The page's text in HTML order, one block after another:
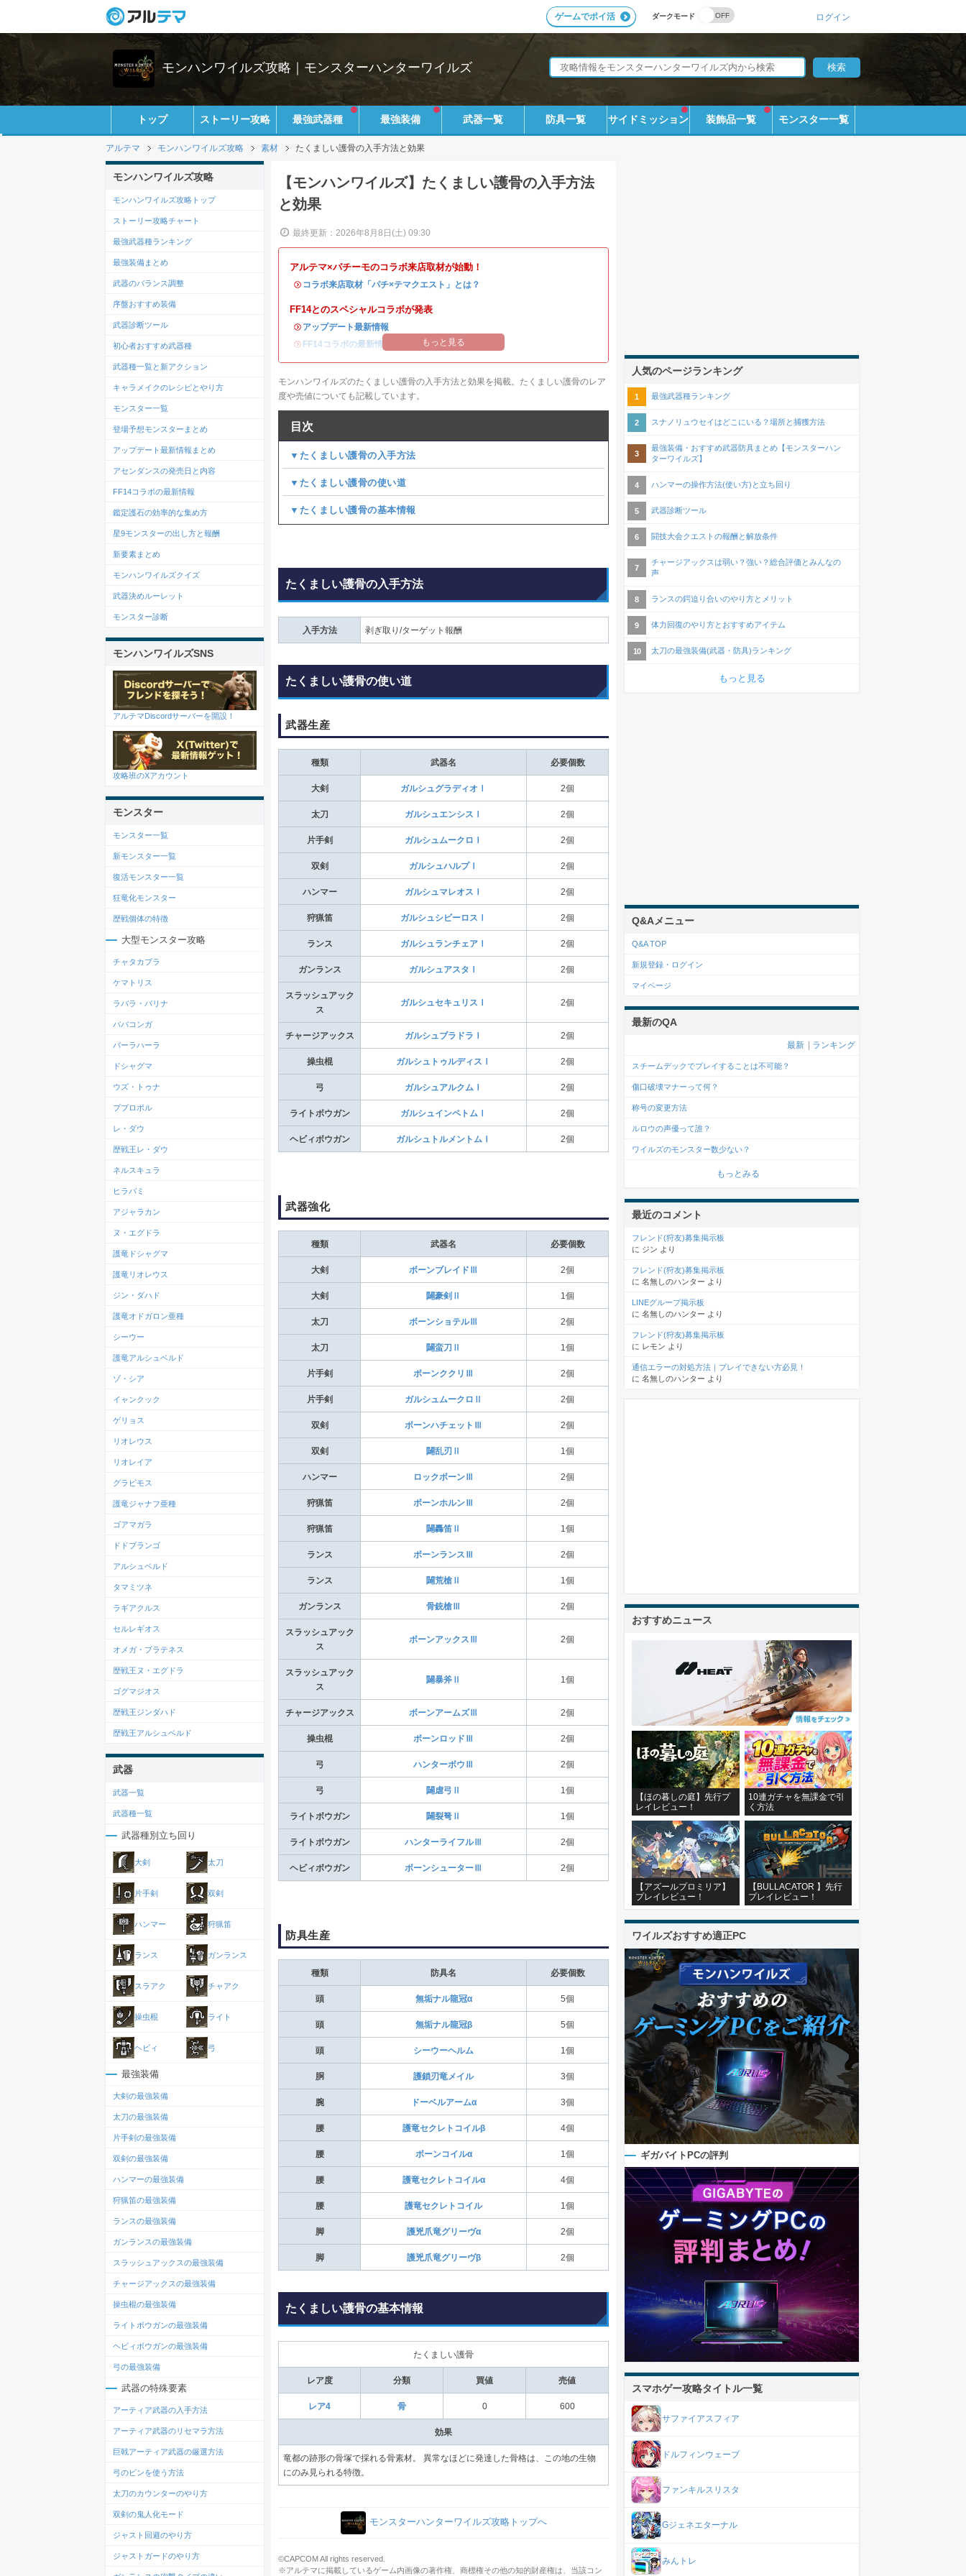
ダークモード
ゲームでポイ活 ログイン
モンハンワイルズ攻略｜モンスターハンターワイルズ
トップ ストーリー攻略 最強武器種 最強装備 武器一覧 防具一覧 サイドミッション 装飾品一覧 モンスター一覧
アルテマ モンハンワイルズ攻略 素材 たくましい護骨の入手方法と効果
【モンハンワイルズ】たくましい護骨の入手方法
と効果
最終更新：2026年8月8日(土) 09:30
アルテマ×パチーモのコラボ来店取材が始動！
・ コラボ来店取材「パチ×テマクエスト」とは？
FF14とのスペシャルコラボが発表
・ アップデート最新情報
・ FF14コラボの最新情報 オメガ・プラネテス攻略
もっと見る
モンハンワイルズのたくましい護骨の入手方法と効果を掲載。たくましい護骨のレア
度や売値についても記載しています。
目次
▼たくましい護骨の入手方法
▼たくましい護骨の使い道
▼たくましい護骨の基本情報
たくましい護骨の入手方法
入手方法 剥ぎ取り/ターゲット報酬
たくましい護骨の使い道
武器生産
種類 武器名 必要個数
大剣 ガルシュグラディオⅠ 2個
太刀 ガルシュエンシスⅠ 2個
片手剣 ガルシュムークロⅠ 2個
双剣 ガルシュハルプⅠ 2個
ハンマー ガルシュマレオスⅠ 2個
狩猟笛 ガルシュシビーロスⅠ 2個
ランス ガルシュランチェアⅠ 2個
ガンランス ガルシュアスタⅠ 2個
スラッシュアック
ス
ガルシュセキュリスⅠ 2個
チャージアックス ガルシュブラドラⅠ 2個
操虫棍 ガルシュトゥルディスⅠ 2個
弓 ガルシュアルクムⅠ 2個
ライトボウガン ガルシュインペトムⅠ 2個
ヘビィボウガン ガルシュトルメントムⅠ 2個
武器強化
種類 武器名 必要個数
大剣 ボーンブレイドⅢ 2個
大剣 闢豪剣Ⅱ 1個
太刀 ボーンショテルⅢ 2個
太刀 闢蛮刀Ⅱ 1個
片手剣 ボーンククリⅢ 2個
片手剣 ガルシュムークロⅡ 2個
双剣 ボーンハチェットⅢ 2個
双剣 闢乱刃Ⅱ 1個
ハンマー ロックボーンⅢ 2個
狩猟笛 ボーンホルンⅢ 2個
狩猟笛 闢轟笛Ⅱ 1個
ランス ボーンランスⅢ 2個
ランス 闢荒槍Ⅱ 1個
ガンランス 骨銃槍Ⅲ 2個
スラッシュアック
ス
ボーンアックスⅢ 2個
スラッシュアック
ス
闢暴斧Ⅱ 1個
チャージアックス ボーンアームズⅢ 2個
操虫棍 ボーンロッドⅢ 2個
弓 ハンターボウⅢ 2個
弓 闢虐弓Ⅱ 1個
ライトボウガン 闢裂弩Ⅱ 1個
ライトボウガン ハンターライフルⅢ 2個
ヘビィボウガン ボーンシューターⅢ 2個
防具生産
種類 防具名 必要個数
頭 無垢ナル龍冠α 5個
頭 無垢ナル龍冠β 5個
頭 シーウーヘルム 1個
胴 護鎖刃竜メイル 3個
腕 ドーベルアームα 3個
腰 護竜セクレトコイルβ 4個
腰 ボーンコイルα 1個
腰 護竜セクレトコイルα 4個
腰 護竜セクレトコイル 1個
脚 護兇爪竜グリーヴα 2個
脚 護兇爪竜グリーヴβ 2個
たくましい護骨の基本情報
たくましい護骨
レア度 分類 買値 売値
レア4 骨 0 600
効果
竜都の跡形の骨塚で採れる骨素材。 異常なほどに発達した骨格は、この地の生物
にのみ見られる特徴。
モンスターハンターワイルズ攻略トップへ
©CAPCOM All rights reserved.
※アルテマに掲載しているゲーム内画像の著作権、商標権その他の知的財産権は、当該コン
モンハンワイルズ攻略
モンハンワイルズ攻略トップ
ストーリー攻略チャート
最強武器種ランキング
最強装備まとめ
武器のバランス調整
序盤おすすめ装備
武器診断ツール
初心者おすすめ武器種
武器種一覧と新アクション
キャラメイクのレシピとやり方
モンスター一覧
登場予想モンスターまとめ
アップデート最新情報まとめ
アセンダンスの発売日と内容
FF14コラボの最新情報
鑑定護石の効率的な集め方
星9モンスターの出し方と報酬
新要素まとめ
モンハンワイルズクイズ
武器決めルーレット
モンスター診断
モンハンワイルズSNS
アルテマDiscordサーバーを開設！
攻略班のXアカウント
モンスター
モンスター一覧
新モンスター一覧
復活モンスター一覧
狂竜化モンスター
歴戦個体の特徴
大型モンスター攻略
チャタカブラ
ケマトリス
ラバラ・バリナ
ババコンガ
バーラハーラ
ドシャグマ
ウズ・トゥナ
ププロポル
レ・ダウ
歴戦王レ・ダウ
ネルスキュラ
ヒラバミ
アジャラカン
ヌ・エグドラ
護竜ドシャグマ
護竜リオレウス
ジン・ダハド
護竜オドガロン亜種
シーウー
護竜アルシュベルド
ゾ・シア
イャンクック
ゲリョス
リオレウス
リオレイア
グラビモス
護竜ジャナフ亜種
ゴアマガラ
ドドブランゴ
アルシュベルド
タマミツネ
ラギアクルス
セルレギオス
オメガ・プラテネス
歴戦王ヌ・エグドラ
ゴグマジオス
歴戦王ジンダハド
歴戦王アルシュベルド
武器
武器一覧
武器種一覧
武器種別立ち回り
大剣 太刀
片手剣 双剣
ハンマー 狩猟笛
ランス ガンランス
スラアク チャアク
操虫棍 ライト
ヘビィ 弓
最強装備
大剣の最強装備
太刀の最強装備
片手剣の最強装備
双剣の最強装備
ハンマーの最強装備
狩猟笛の最強装備
ランスの最強装備
ガンランスの最強装備
スラッシュアックスの最強装備
チャージアックスの最強装備
操虫棍の最強装備
ライトボウガンの最強装備
ヘビィボウガンの最強装備
弓の最強装備
武器の特殊要素
アーティア武器の入手方法
アーティア武器のリセマラ方法
巨戟アーティア武器の厳選方法
弓のビンを使う方法
太刀のカウンターのやり方
双剣の鬼人化モード
ジャスト回避のやり方
ジャストガードのやり方
人気のページランキング
最強武器種ランキング
スナノリュウセイはどこにいる？場所と捕獲方法
最強装備・おすすめ武器防具まとめ【モンスターハン
ターワイルズ】
ハンマーの操作方法(使い方)と立ち回り
武器診断ツール
闘技大会クエストの報酬と解放条件
チャージアックスは弱い？強い？総合評価とみんなの
声
ランスの鍔迫り合いのやり方とメリット
体力回復のやり方とおすすめアイテム
太刀の最強装備(武器・防具)ランキング
もっと見る
Q&Aメニュー
Q&A TOP
新規登録・ログイン
マイページ
最新のQA
最新 ランキング
スチームデックでプレイすることは不可能？
傷口破壊マナーって何？
称号の変更方法
ルロウの声優って誰？
ワイルズのモンスター数少ない？
もっとみる
最近のコメント
フレンド(狩友)募集掲示板
に ジン より
フレンド(狩友)募集掲示板
に 名無しのハンター より
LINEグループ掲示板
に 名無しのハンター より
フレンド(狩友)募集掲示板
に レモン より
通信エラーの対処方法｜プレイできない方必見！
に 名無しのハンター より
おすすめニュース
【ほの暮しの庭】先行プ
レイレビュー！
10連ガチャを無課金で引
く方法
【アズールプロミリア】
プレイレビュー！
【BULLACATOR 】先行
プレイレビュー！
ワイルズおすすめ適正PC
ギガバイトPCの評判
スマホゲー攻略タイトル一覧
サファイアスフィア
ドルフィンウェーブ
ファンキルスリスタ
Gジェネエターナル
みんトレ